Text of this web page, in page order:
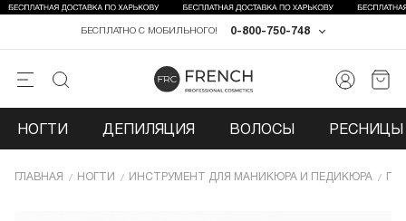
0-800-750-748
БЕСПЛАТНО С МОБИЛЬНОГО!
НОГТИ ДЕПИЛЯЦИЯ ВОЛОСЫ РЕСНИЦЫ
ГЛАВНАЯ НОГТИ ИНCТРУМЕНТ ДЛЯ МАНИКЮРА И ПЕДИКЮРА